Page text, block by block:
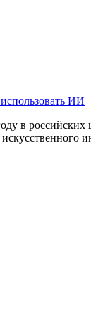
ИИ
в российских